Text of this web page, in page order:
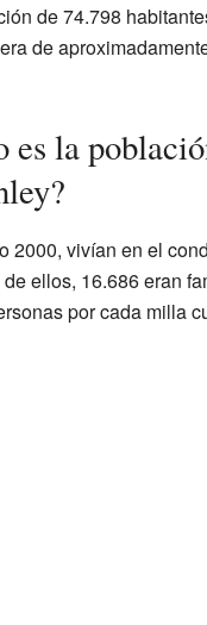
de 74.798
de
es la
2000, vivían en el
de ellos, 16.686 eran
por cada milla